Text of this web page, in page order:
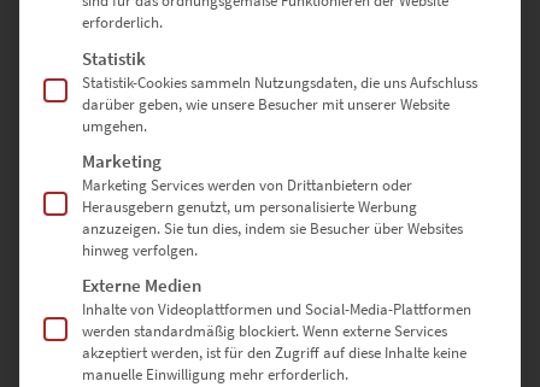
Zuerst begegnen Gäste dem Flur. Er gleicht einer Visitenkarte für
deine Lebensart oder Geschäftsphilosophie. Hoch liegt deshalb die
Messlatte bei der Gestaltung, für die unsere hochwertigen
Wandbilder geschaffen sind. Sie bezeugen deinen erlesenen
Geschmack und sorgen für einen Auftakt, der die Vorfreude auf die
Zeit in deinem Zuhause oder Unternehmen schürt.
Hoch sympathisch – Wandbilder
mit persönlichem Touch
Wer einen Flur betritt, sucht unbewusst nach Anhaltspunkten, die
etwas über den Lifestyle der Bewohner verraten. Wird der Wunsch
erforderlich.
Statistik
Statistik-Cookies sammeln Nutzungsdaten, die uns Aufschluss
darüber geben, wie unsere Besucher mit unserer Website
umgehen.
Marketing
Marketing Services werden von Drittanbietern oder
Herausgebern genutzt, um personalisierte Werbung
anzuzeigen. Sie tun dies, indem sie Besucher über Websites
hinweg verfolgen.
Externe Medien
Inhalte von Videoplattformen und Social-Media-Plattformen
werden standardmäßig blockiert. Wenn externe Services
akzeptiert werden, ist für den Zugriff auf diese Inhalte keine
manuelle Einwilligung mehr erforderlich.